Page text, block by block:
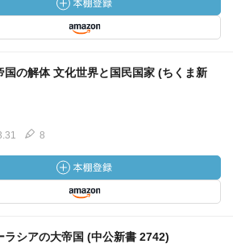
国の解体 文化世界と国民国家 (ちくま新
8
シアの大帝国 (中公新書 2742)